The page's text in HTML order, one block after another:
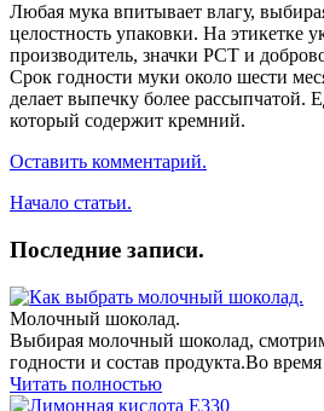
Любая мука впитывает влагу,
целостность упаковки. На этикетке
производитель, значки РСТ и
Срок годности муки около шести
делает выпечку более рассыпчатой.
который содержит кремний.
Оставить комментарий.
Начало статьи.
Последние записи.
Молочный шоколад.
Выбирая молочный шоколад,
годности и состав продукта.Во
Читать полностью